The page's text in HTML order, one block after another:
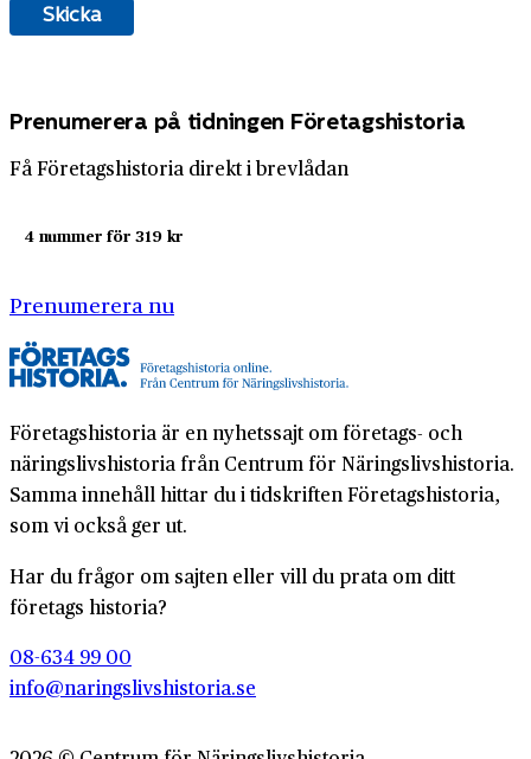
Prenumerera på tidningen Företagshistoria
Få Företagshistoria direkt i brevlådan
4 nummer för 319 kr
Prenumerera nu
Företagshistoria är en nyhetssajt om företags- och
näringslivshistoria från Centrum för Näringslivshistoria.
Samma innehåll hittar du i tidskriften Företagshistoria,
som vi också ger ut.
Har du frågor om sajten eller vill du prata om ditt
företags historia?
08-634 99 00
info@naringslivshistoria.se